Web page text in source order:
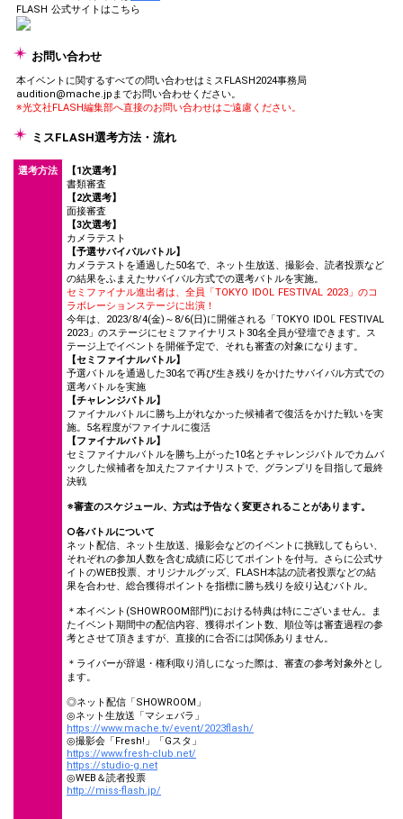
FLASH 公式サイトはこちら
お問い合わせ
本イベントに関するすべての問い合わせはミスFLASH2024事務局
audition@mache.jpまでお問い合わせください。
※光文社FLASH編集部へ直接のお問い合わせはご遠慮ください。
ミスFLASH選考方法・流れ
選考方法
【1次選考】
書類審査
【2次選考】
面接審査
【3次選考】
カメラテスト
【予選サバイバルバトル】
カメラテストを通過した50名で、ネット生放送、撮影会、読者投票など
の結果をふまえたサバイバル方式での選考バトルを実施。
セミファイナル進出者は、全員「TOKYO IDOL FESTIVAL 2023」のコ
ラボレーションステージに出演！
今年は、2023/8/4(金)～8/6(日)に開催される「TOKYO IDOL FESTIVAL
2023」のステージにセミファイナリスト30名全員が登壇できます。ス
テージ上でイベントを開催予定で、それも審査の対象になります。
【セミファイナルバトル】
予選バトルを通過した30名で再び生き残りをかけたサバイバル方式での
選考バトルを実施
【チャレンジバトル】
ファイナルバトルに勝ち上がれなかった候補者で復活をかけた戦いを実
施。5名程度がファイナルに復活
【ファイナルバトル】
セミファイナルバトルを勝ち上がった10名とチャレンジバトルでカムバ
ックした候補者を加えたファイナリストで、グランプリを目指して最終
決戦
※審査のスケジュール、方式は予告なく変更されることがあります。
○各バトルについて
ネット配信、ネット生放送、撮影会などのイベントに挑戦してもらい、
それぞれの参加人数を含む成績に応じてポイントを付与。さらに公式サ
イトのWEB投票、オリジナルグッズ、FLASH本誌の読者投票などの結
果を合わせ、総合獲得ポイントを指標に勝ち残りを絞り込むバトル。
＊本イベント(SHOWROOM部門)における特典は特にございません。ま
たイベント期間中の配信内容、獲得ポイント数、順位等は審査過程の参
考とさせて頂きますが、直接的に合否には関係ありません。
＊ライバーが辞退・権利取り消しになった際は、審査の参考対象外とし
ます。
◎ネット配信「SHOWROOM」
◎ネット生放送「マシェバラ」
https://www.mache.tv/event/2023flash/
◎撮影会「Fresh!」「Gスタ」
https://www.fresh-club.net/
https://studio-g.net
◎WEB＆読者投票
http://miss-flash.jp/